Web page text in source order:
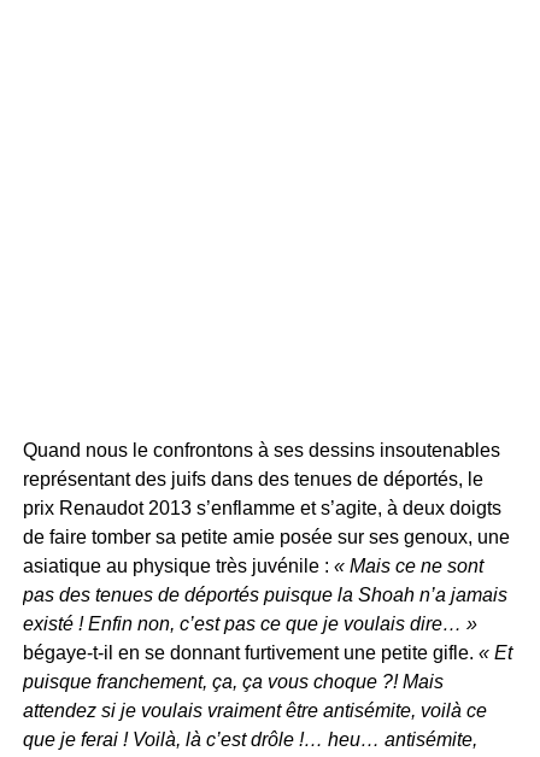
Quand nous le confrontons à ses dessins insoutenables
représentant des juifs dans des tenues de déportés, le
prix Renaudot 2013 s’enflamme et s’agite, à deux doigts
de faire tomber sa petite amie posée sur ses genoux, une
asiatique au physique très juvénile : « Mais ce ne sont
pas des tenues de déportés puisque la Shoah n’a jamais
existé ! Enfin non, c’est pas ce que je voulais dire… »
bégaye-t-il en se donnant furtivement une petite gifle. « Et
puisque franchement, ça, ça vous choque ?! Mais
attendez si je voulais vraiment être antisémite, voilà ce
que je ferai ! Voilà, là c’est drôle !… heu… antisémite,